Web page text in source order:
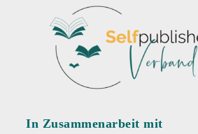
In Zusammenarbeit mit